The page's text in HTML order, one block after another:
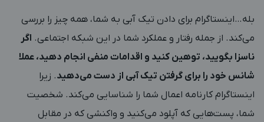
بله…اینستاگرام برای دادن تیک آبی به شما، همه چیز را بررسی
می‌کند. از جمله رفتار و عملکرد شما در این شبکه اجتماعی. اگر
ناسزا بگویید، توهین کنید و اقدامات منفی انجام دهید، عملا
شانس خود را برای گرفتن تیک آبی از دست می‌دهید. زیرا
اینستاگرام کارنامه اعمال شما را شناسایی می‌کند. شخصیت
شما، پست‌هایی که آپلود می‌کنید و واکنشی که در مقابل